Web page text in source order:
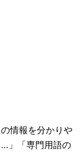
情報を分かりや
」「専門用語の